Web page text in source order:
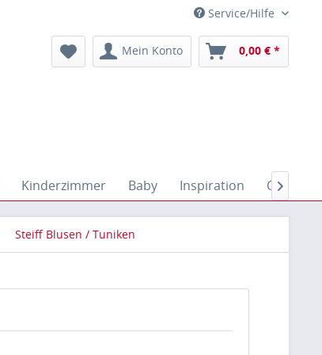
Service/Hilfe
Mein Konto 0,00 € *
Kinderzimmer Baby Inspiration Outdoor

Steiff Blusen / Tuniken